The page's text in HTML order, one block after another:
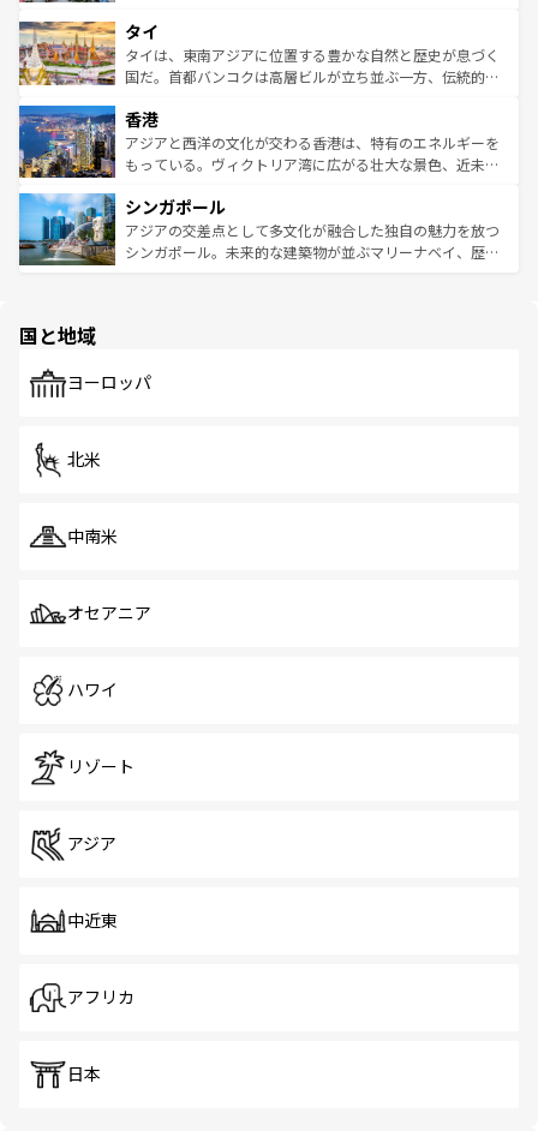
リティに包まれながら、韓国の多彩な魅力を心ゆくまで味
わってみてほしい。 なお、新着の韓国情報はコンテンツ一
覧を参照してほしい。
急速な発展と共に伝統が息づく。ハノイの古い町並みやホ
ーチミン市のフランス統治時代の建物も、独特の雰囲気を
醸し出している。また、バラエティの豊かさとおいしさで
とつ。フォーやバインミー、ベトナムコーヒーなどは、ぜ
ひ現地で味わいたい。どの地域を訪れてもあたたかい人々
が旅行者を迎えてくれるので、きっと忘れられない旅にな
参照してほしい。
タイ
タイは、東南アジアに位置する豊かな自然と歴史が息づく
国だ。首都バンコクは高層ビルが立ち並ぶ一方、伝統的な
の活気が交差している。北部ではチェンマイなどの山岳地
帯で自然と触れ合い、南部ではプーケットやクラビの美し
いビーチでリゾート気分を楽しむことができる。タイ料理
激する。気候は一年中温暖で、どの季節にも異なる楽しみ
が待っている。親しみやすいタイの人々、仏教を中心とし
た文化、そして多様な観光資源が、訪れる旅人を魅了し続
香港
アジアと西洋の文化が交わる香港は、特有のエネルギーを
もっている。ヴィクトリア湾に広がる壮大な景色、近未来
み、どこを訪れても感動するはず。観光スポットが密集し
ており、効率よく見どころを回れるのも魅力。息をのむよ
うな絶景から文化的な体験まで、香港を存分に楽しみ尽く
シンガポール
アジアの交差点として多文化が融合した独自の魅力を放つ
シンガポール。未来的な建築物が並ぶマリーナベイ、歴史
で、ホーカーズは地元の風情を楽しめる外せないスポット
国と地域
ヨーロッパ
北米
中南米
オセアニア
ハワイ
リゾート
アジア
中近東
アフリカ
日本